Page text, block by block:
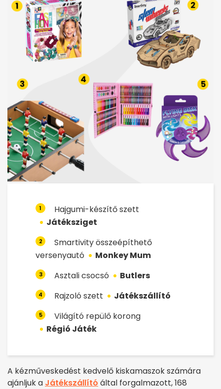
1
Hajgumi-készítő szett
Játéksziget
2
Smartivity összeépíthető
versenyautó
Monkey Mum
3 Asztali csocsó Butlers
4 Rajzoló szett Játékszállító
5
Világító repülő korong
Régió Játék
A kézműveskedést kedvelő kiskamaszok számára
ajánljuk a Játékszállító által forgalmazott, 168